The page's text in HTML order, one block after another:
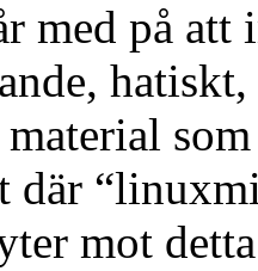
med på att
material
där
mot